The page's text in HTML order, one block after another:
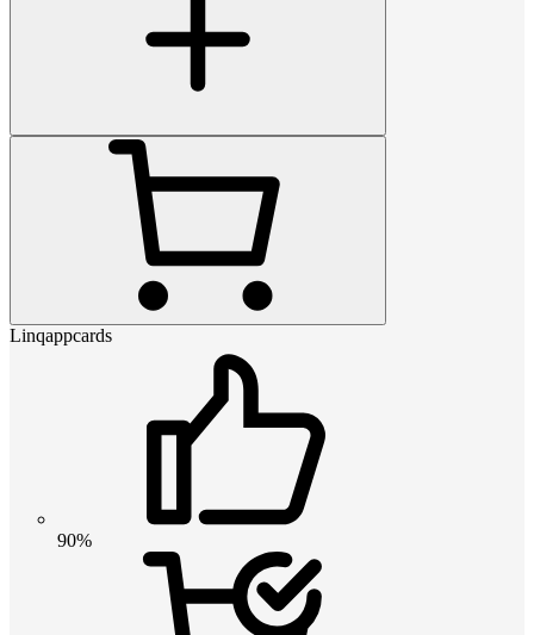
Linqappcards
90%